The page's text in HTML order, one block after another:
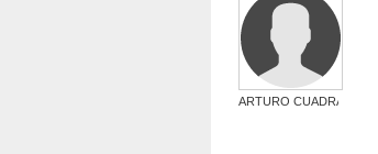
ARTURO CUADRADO ...